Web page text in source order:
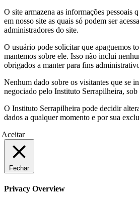
O site armazena as informações pessoais
em nosso site as quais só podem ser
administradores do site.
O usuário pode solicitar que apaguemos
mantemos sobre ele. Isso não inclui
obrigados a manter para fins
Nenhum dado sobre os visitantes que se
negociado pelo Instituto Serrapilheira,
O Instituto Serrapilheira pode decidir
dados a qualquer momento e por sua
Aceitar
Fechar
Privacy Overview